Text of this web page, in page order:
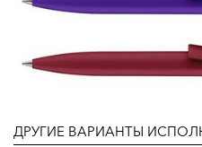
ДРУГИЕ ВАРИАНТЫ